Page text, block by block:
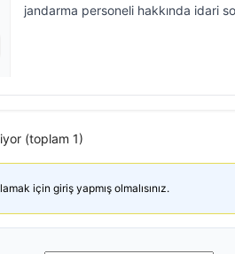
jandarma personeli hakkında idari
(toplam 1)
için giriş yapmış olmalısınız.